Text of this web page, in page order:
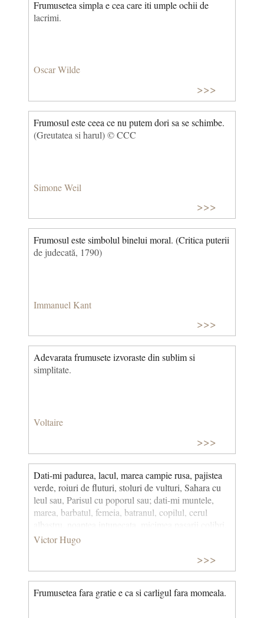
Frumusetea simpla e cea care iti umple ochii de
lacrimi.
Oscar Wilde
>>>
Frumosul este ceea ce nu putem dori sa se schimbe.
(Greutatea si harul) © CCC
Simone Weil
>>>
Frumosul este simbolul binelui moral. (Critica puterii
de judecată, 1790)
Immanuel Kant
>>>
Adevarata frumusete izvoraste din sublim si
simplitate.
Voltaire
>>>
Dati-mi padurea, lacul, marea campie rusa, pajistea
verde, roiuri de fluturi, stoluri de vulturi, Sahara cu
leul sau, Parisul cu poporul sau; dati-mi muntele,
marea, barbatul, femeia, batranul, copilul, cerul
albastru, noaptea intunecata, micimea pasarii colibri,
imensitatea constelatiilor; e bine; totul imi place; nu
am nici o preferinta in ideal si in infinit; nu fac pe
delicatul; nu fac pe dificilul; nu fac nazuri; eu sunt
Gargantua al frumusetii. (Post-scriptum al vietii
mele) © CCC
Victor Hugo
>>>
Frumusetea fara gratie e ca si carligul fara momeala.